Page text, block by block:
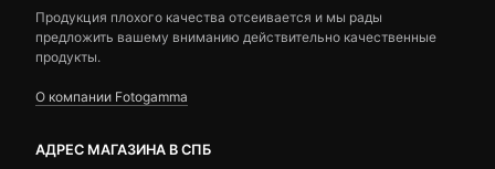
Продукция плохого качества отсеивается и мы рады
предложить вашему вниманию действительно качественные
продукты.
О компании Fotogamma
АДРЕС МАГАЗИНА В СПБ